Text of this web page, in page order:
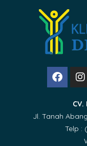
Jl. Tanah
Telp :